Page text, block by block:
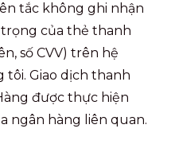
tắc không ghi nhận
của thẻ thanh
số CVV) trên hệ
tôi. Giao dịch thanh
được thực hiện
ngân hàng liên quan.